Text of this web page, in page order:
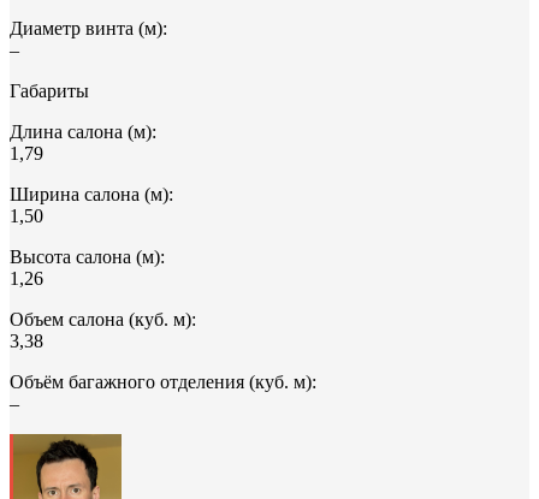
Диаметр винта (м):
–
Габариты
Длина салона (м):
1,79
Ширина салона (м):
1,50
Высота салона (м):
1,26
Объем салона (куб. м):
3,38
Объём багажного отделения (куб. м):
–